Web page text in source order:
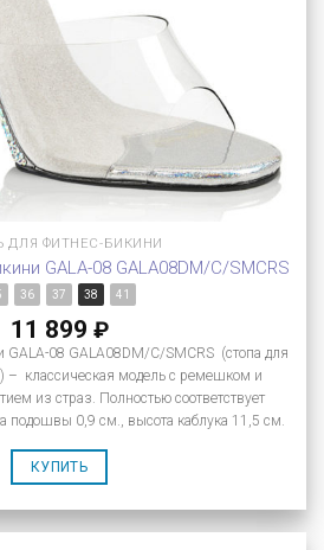
ДЛЯ ФИТНЕС-БИКИНИ
GALA-08 GALA08DM/C/SMCRS
36 37 38 41
11 899 ₽
08 GALA08DM/C/SMCRS (стопа для
– классическая модель с ремешком и
из страз. Полностью соответствует
подошвы 0,9 см., высота каблука 11,5 см.
КУПИТЬ